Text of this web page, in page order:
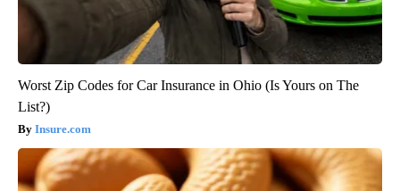
Worst Zip Codes for Car Insurance in Ohio (Is Yours on The
List?)
Insure.com